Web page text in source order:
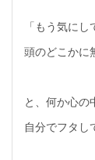
「もう気に
頭のどこかに
と、何か心の
自分でフタし